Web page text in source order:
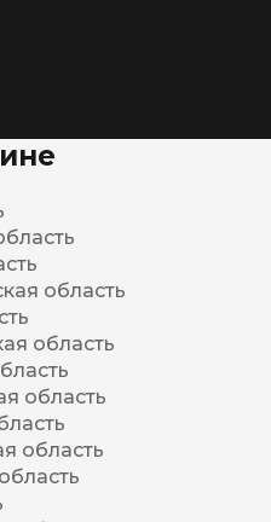
область
область
область
область